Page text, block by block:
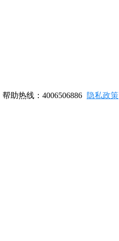
帮助热线：4006506886 隐私政策